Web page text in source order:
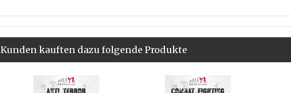
Kunden kauften dazu folgende Produkte